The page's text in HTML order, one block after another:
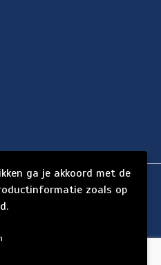
2024
ga je akkoord met de
zoals op